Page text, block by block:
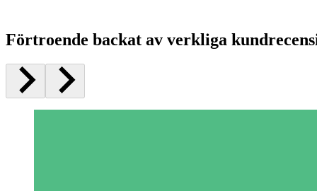
Förtroende backat av verkliga